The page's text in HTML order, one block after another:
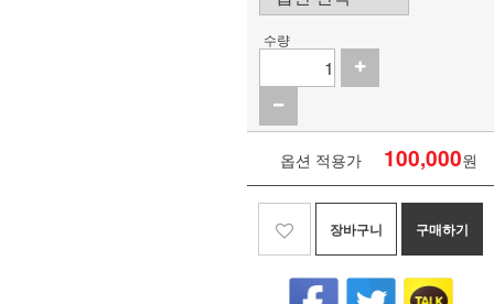
수량
옵션 적용가 100,000원
장바구니 구매하기